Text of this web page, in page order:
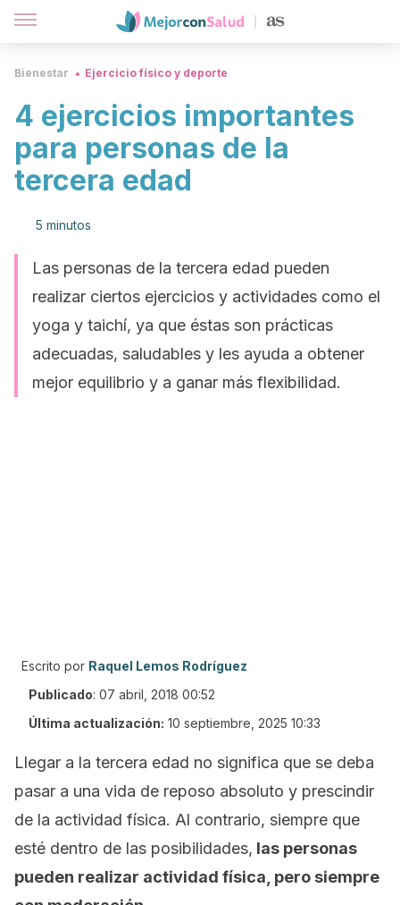
Bienestar Ejercicio físico y deporte
4 ejercicios importantes
para personas de la
tercera edad
5 minutos
Las personas de la tercera edad pueden
realizar ciertos ejercicios y actividades como el
yoga y taichí, ya que éstas son prácticas
adecuadas, saludables y les ayuda a obtener
mejor equilibrio y a ganar más flexibilidad.
Escrito por Raquel Lemos Rodríguez
Publicado: 07 abril, 2018 00:52
Última actualización: 10 septiembre, 2025 10:33
Llegar a la tercera edad no significa que se deba
pasar a una vida de reposo absoluto y prescindir
de la actividad física. Al contrario, siempre que
esté dentro de las posibilidades, las personas
pueden realizar actividad física, pero siempre